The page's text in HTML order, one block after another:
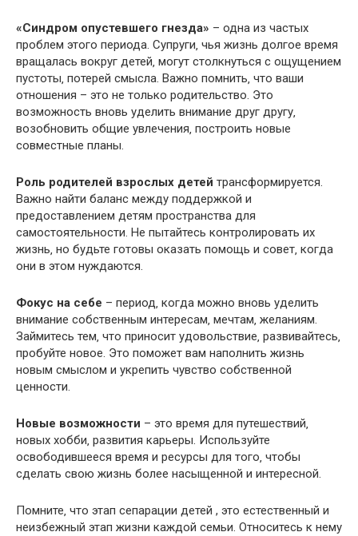
«Синдром опустевшего гнезда» – одна из частых
проблем этого периода.​ Супруги‚ чья жизнь долгое время
вращалась вокруг детей‚ могут столкнуться с ощущением
пустоты‚ потерей смысла.​ Важно помнить‚ что ваши
отношения – это не только родительство.​ Это
возможность вновь уделить внимание друг другу‚
возобновить общие увлечения‚ построить новые
совместные планы.​
Роль родителей взрослых детей трансформируется.​
Важно найти баланс между поддержкой и
предоставлением детям пространства для
самостоятельности.​ Не пытайтесь контролировать их
жизнь‚ но будьте готовы оказать помощь и совет‚ когда
они в этом нуждаются.​
Фокус на себе – период‚ когда можно вновь уделить
внимание собственным интересам‚ мечтам‚ желаниям.​
Займитесь тем‚ что приносит удовольствие‚ развивайтесь‚
пробуйте новое.​ Это поможет вам наполнить жизнь
новым смыслом и укрепить чувство собственной
ценности.​
Новые возможности – это время для путешествий‚
новых хобби‚ развития карьеры.​ Используйте
освободившееся время и ресурсы для того‚ чтобы
сделать свою жизнь более насыщенной и интересной.​
Помните‚ что этап сепарации детей , это естественный и
неизбежный этап жизни каждой семьи. Относитесь к нему